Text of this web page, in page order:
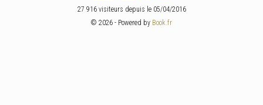
27 916 visiteurs depuis le 05/04/2016
© 2026 - Powered by Book.fr